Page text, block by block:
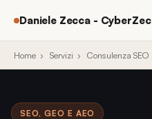
Daniele Zecca - CyberZec
Home › Servizi › Consulenza SEO
SEO, GEO E AEO